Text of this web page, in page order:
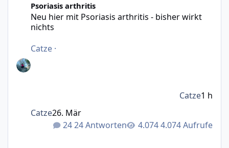
Psoriasis arthritis
Neu hier mit Psoriasis arthritis - bisher wirkt
nichts
Catze ·
24 Antworten 4.074 Aufrufe
Catze26. Mär
Catze1 h